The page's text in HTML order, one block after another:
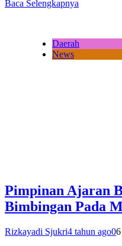
Baca Selengkapnya
Daerah
News
Pimpinan Ajaran
Bimbingan Pada
Rizkayadi Sjukri4 tahun ago0